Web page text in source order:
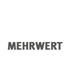
MEHRWERT